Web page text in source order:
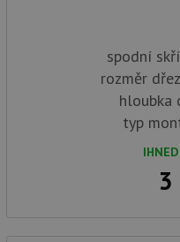
spodní
rozměr
hloubka
typ
3